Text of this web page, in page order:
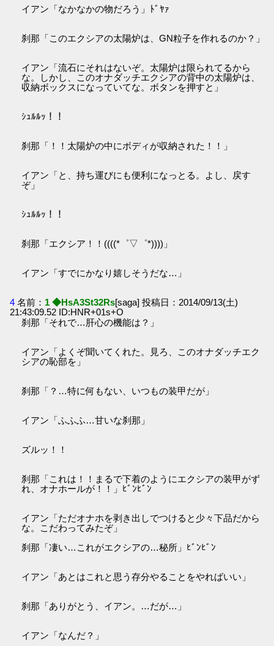
イアン「なかなかの物だろう」ﾄﾞﾔｧ
刹那「このエクシアの太陽炉は、GN粒子を作れるのか？」
イアン「流石にそれはないぞ。太陽炉は限られてるから
な。しかし、このオナダッチエクシアの背中の太陽炉は、
収納ボックスになっていてな。ボタンを押すと」
ｼｭﾙﾙｯ！！
刹那「！！太陽炉の中にボディが収納された！！」
イアン「と、持ち運びにも便利になっとる。よし、戻す
ぞ」
ｼｭﾙﾙｯ！！
刹那「エクシア！！((((*゜▽゜*))))」
イアン「すでにかなり嬉しそうだな…」
4 名前： 1 ◆HsA3St32Rs[saga] 投稿日：2014/09/13(土)
21:43:09.52 ID:HNR+01s+O
刹那「それで…肝心の機能は？」
イアン「よくぞ聞いてくれた。見ろ、このオナダッチエク
シアの恥部を」
刹那「？…特に何もない、いつもの装甲だが」
イアン「ふふふ…甘いな刹那」
ズルッ！！
刹那「これは！！まるで下着のようにエクシアの装甲がず
れ、オナホールが！！」ﾋﾞﾝﾋﾞﾝ
イアン「ただオナホを剥き出しでつけると少々下品だから
な。こだわってみたぞ」
刹那「凄い…これがエクシアの…秘所」ﾋﾞﾝﾋﾞﾝ
イアン「あとはこれと思う存分やることをやればいい」
刹那「ありがとう、イアン。…だが…」
イアン「なんだ？」